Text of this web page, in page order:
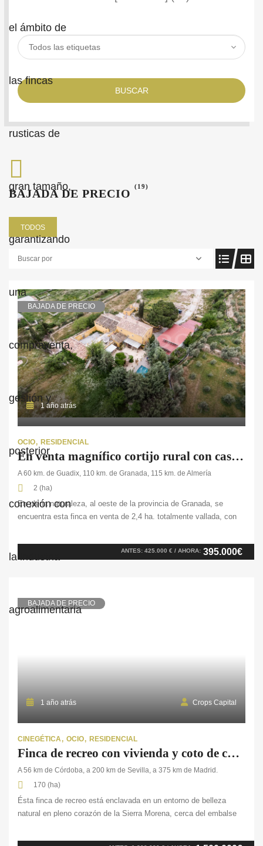
BUSCAR
BAJADA DE PRECIO
(19)
TODOS
Buscar por
BAJADA DE PRECIO
1 año atrás
OCIO RESIDENCIAL
En venta magnífico cortijo rural con casa de invitados, piscina y cuadras en Granada
A 60 km. de Guadix, 110 km. de Granada, 115 km. de Almería
2 (ha)
En plena naturaleza, al oeste de la provincia de Granada, se
encuentra esta finca en venta de 2,4 ha. totalmente vallada, con
alma de las antiguas casas de campo andaluzas y ofrece
múltiples espacios residenciales, de ocio y para el cuidado de
ANTES: 425.000 € / AHORA: 395.000€
BAJADA DE PRECIO
1 año atrás Crops Capital
CINEGÉTICA OCIO RESIDENCIAL
Finca de recreo con vivienda y coto de caza en Córdoba
A 56 km de Córdoba, a 200 km de Sevilla, a 375 km de Madrid.
170 (ha)
Ésta finca de recreo está enclavada en un entorno de belleza
natural en pleno corazón de la Sierra Morena, cerca del embalse
montañosa, con colinas, arroyos y valles que forman unos